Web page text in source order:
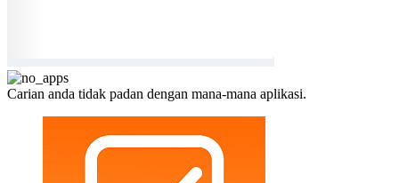
Carian anda tidak padan dengan mana-mana aplikasi.